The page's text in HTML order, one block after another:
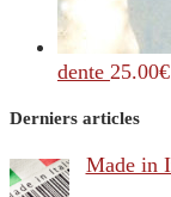
dente 25.00€
Derniers articles
Made in